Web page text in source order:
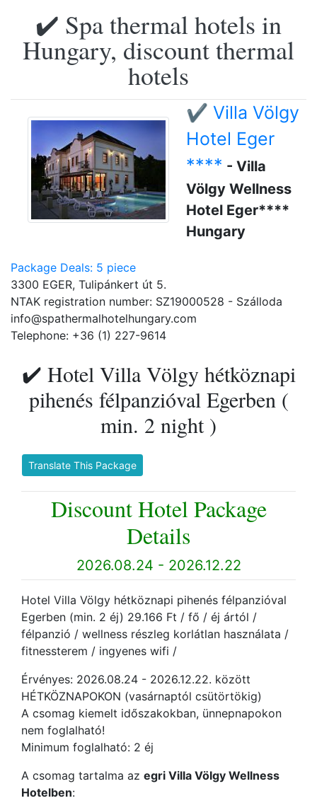
✔️ Spa thermal hotels in
Hungary, discount thermal
hotels
✔️ Villa Völgy
Hotel Eger
**** - Villa
Völgy Wellness
Hotel Eger****
Hungary
Package Deals: 5 piece
3300 EGER, Tulipánkert út 5.
NTAK registration number: SZ19000528 - Szálloda
info@spathermalhotelhungary.com
Telephone: +36 (1) 227-9614
✔️ Hotel Villa Völgy hétköznapi
pihenés félpanzióval Egerben (
min. 2 night )
Translate This Package
Discount Hotel Package
Details
2026.08.24 - 2026.12.22
Hotel Villa Völgy hétköznapi pihenés félpanzióval
Egerben (min. 2 éj) 29.166 Ft / fő / éj ártól /
félpanzió / wellness részleg korlátlan használata /
fitnessterem / ingyenes wifi /
Érvényes: 2026.08.24 - 2026.12.22. között
HÉTKÖZNAPOKON (vasárnaptól csütörtökig)
A csomag kiemelt időszakokban, ünnepnapokon
nem foglalható!
Minimum foglalható: 2 éj
A csomag tartalma az egri Villa Völgy Wellness
Hotelben: